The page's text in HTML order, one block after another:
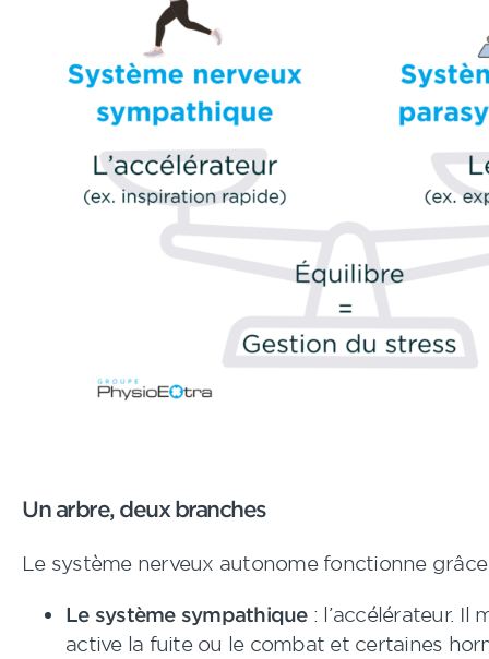
Un arbre, deux branches
Le système nerveux autonome fonctionne
Le système sympathique: l’accélérateur. Il
active la fuite ou le combat et certaines